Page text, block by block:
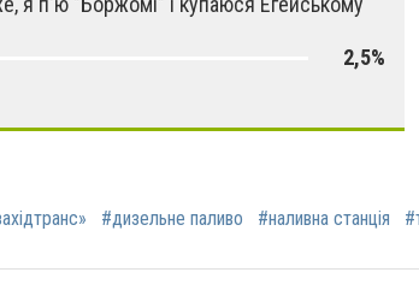
2,5%
#дизeльне пaливо #нaливна стaнція